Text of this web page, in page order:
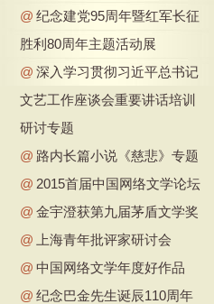
@ 纪念建党95周年暨红军长征
胜利80周年主题活动展
@ 深入学习贯彻习近平总书记
文艺工作座谈会重要讲话培训
研讨专题
@ 路内长篇小说《慈悲》专题
@ 2015首届中国网络文学论坛
@ 金宇澄获第九届茅盾文学奖
@
上海青年批评家研讨会
@ 中国网络文学年度好作品
@ 纪念巴金先生诞辰110周年